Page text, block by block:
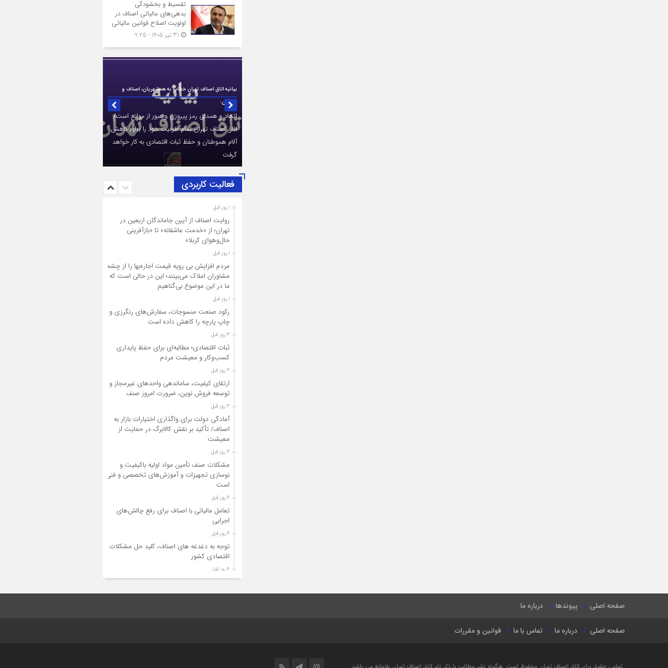
تقسیط و بخشودگی
بدهی‌های مالیاتی اصناف در
اولویت اصلاح قوانین مالیاتی
بیانیه اتاق اصناف تهران خطاب به همشهریان، اصناف و
بازاریان:
اتحاد و همدلی رمز پیروزی و عبور از موانع است/
اتاق اصناف تهران تمام ظرفیت خود را برای کاهش
آلام هموطنان و حفظ ثبات اقتصادی به کار خواهد
گرفت
فعالیت کاربردی
1 روز قبل
روایت اصناف از آیین جاماندگان اربعین در
تهران؛ از «خدمت عاشقانه» تا «بازآفرینی
حال‌وهوای کربلا»
1 روز قبل
مردم افزایش بی رویه قیمت اجاره‌بها را از چشم
مشاوران املاک می‌بینند؛ این در حالی است که
ما در این موضوع بی‌گناهیم
1 روز قبل
رکود صنعت منسوجات، سفارش‌های رنگرزی و
چاپ پارچه را کاهش داده است
3 روز قبل
ثبات اقتصادی؛ مطالبه‌ای برای حفظ پایداری
کسب‌وکار و معیشت مردم
3 روز قبل
ارتقای کیفیت، ساماندهی واحدهای غیرمجاز و
توسعه فروش نوین، ضرورت امروز صنف
3 روز قبل
آمادگی دولت برای واگذاری اختیارات بازار به
اصناف/ تأکید بر نقش کالابرگ در حمایت از
معیشت
3 روز قبل
مشکلات صنف تأمین مواد اولیه باکیفیت و
نوسازی تجهیزات و آموزش‌های تخصصی و فنی
است
4 روز قبل
تعامل مالیاتی با اصناف برای رفع چالش‌های
اجرایی
4 روز قبل
توجه به دغدغه های اصناف، کلید حل مشکلات
اقتصادی کشور
4 روز قبل
صلاحیت و واحدهای مجاز انجام شود
صفحه اصلی پیوندها درباره ما
صفحه اصلی درباره ما تماس با ما قوانین و مقررات